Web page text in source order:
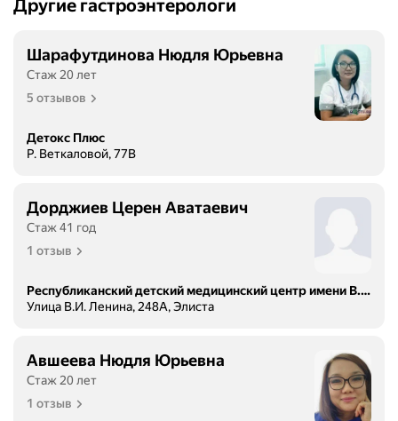
Другие гастроэнтерологи
Шарафутдинова Нюдля Юрьевна
Стаж 20 лет
5 отзывов
Детокс Плюс
Р. Веткаловой, 77В
Дорджиев Церен Аватаевич
Стаж 41 год
1 отзыв
Республиканский детский медицинский центр имени В.Д. Манжиевой, детская поликлиника
Улица В.И. Ленина, 248А, Элиста
Авшеева Нюдля Юрьевна
Стаж 20 лет
1 отзыв